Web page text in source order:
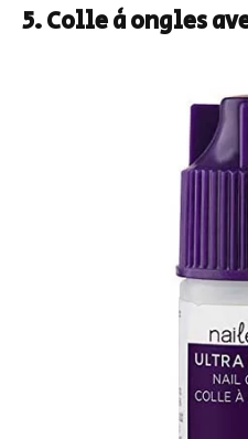
5. Colle à ongles